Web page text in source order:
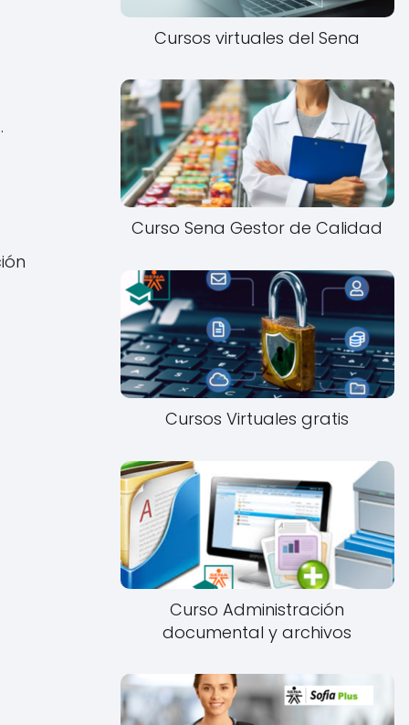
Cursos virtuales del Sena
Curso Sena Gestor de Calidad
Cursos Virtuales gratis
Curso Administración
documental y archivos